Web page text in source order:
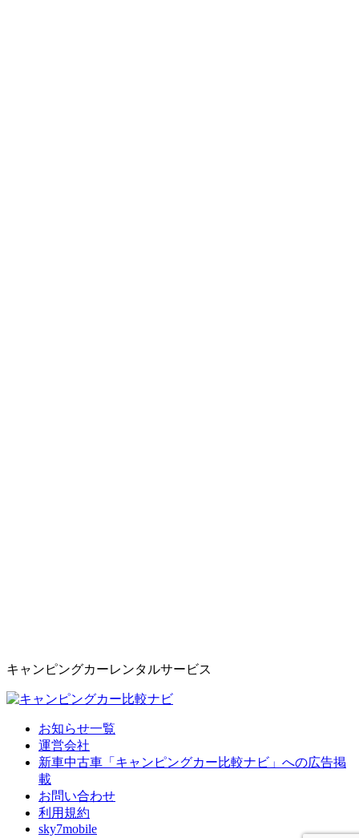
キャンピングカーレンタルサービス
お知らせ一覧
運営会社
新車中古車「キャンピングカー比較ナビ」への広告掲
載
お問い合わせ
利用規約
sky7mobile